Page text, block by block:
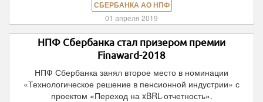
СБЕРБАНКА АО НПФ
01 апреля 2019
НПФ Сбербанка стал призером премии
Finaward-2018
НПФ Сбербанка занял второе место в номинации
«Технологическое решение в пенсионной индустрии» с
проектом «Переход на xBRL-отчетность».